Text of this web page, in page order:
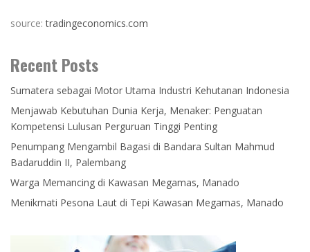
source:tradingeconomics.com
Recent Posts
Sumatera sebagai Motor Utama Industri Kehutanan Indonesia
Menjawab Kebutuhan Dunia Kerja, Menaker: Penguatan
Kompetensi Lulusan Perguruan Tinggi Penting
Penumpang Mengambil Bagasi di Bandara Sultan Mahmud
Badaruddin II, Palembang
Warga Memancing di Kawasan Megamas, Manado
Menikmati Pesona Laut di Tepi Kawasan Megamas, Manado